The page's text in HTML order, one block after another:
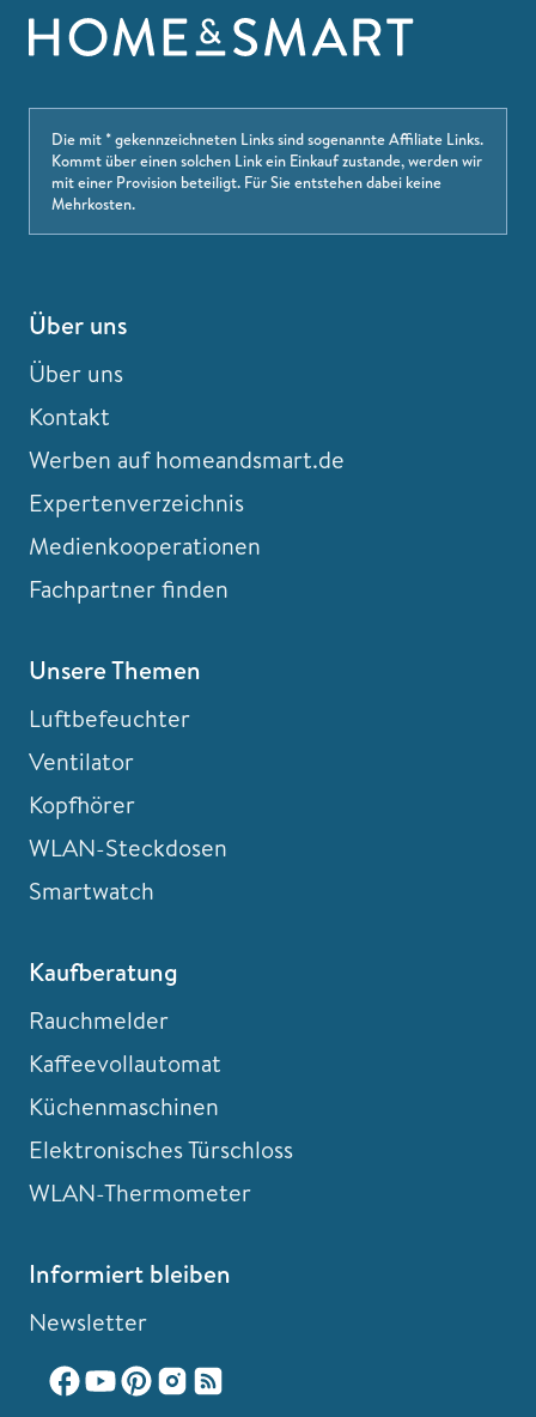
Die mit * gekennzeichneten Links sind sogenannte Affiliate Links.
Kommt über einen solchen Link ein Einkauf zustande, werden wir
mit einer Provision beteiligt. Für Sie entstehen dabei keine
Mehrkosten.
Über uns
Über uns
Kontakt
Werben auf homeandsmart.de
Expertenverzeichnis
Medienkooperationen
Fachpartner finden
Unsere Themen
Luftbefeuchter
Ventilator
Kopfhörer
WLAN-Steckdosen
Smartwatch
Kaufberatung
Rauchmelder
Kaffeevollautomat
Küchenmaschinen
Elektronisches Türschloss
WLAN-Thermometer
Informiert bleiben
Newsletter